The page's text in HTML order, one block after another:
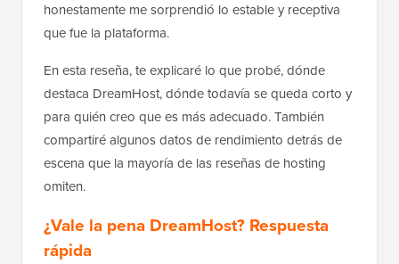
honestamente me sorprendió lo estable y receptiva
que fue la plataforma.
En esta reseña, te explicaré lo que probé, dónde
destaca DreamHost, dónde todavía se queda corto y
para quién creo que es más adecuado. También
compartiré algunos datos de rendimiento detrás de
escena que la mayoría de las reseñas de hosting
omiten.
¿Vale la pena DreamHost? Respuesta
rápida